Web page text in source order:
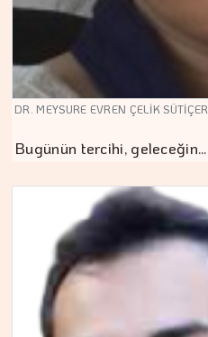
DR. MEYSURE EVREN ÇELİK SÜTİÇER
Bugünün tercihi, geleceğin…